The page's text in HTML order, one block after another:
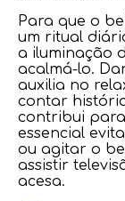
Para que o
um ritual
a iluminação
acalmá-lo.
auxilia no
contar
contribui
essencial
ou agitar o
assistir
acesa.